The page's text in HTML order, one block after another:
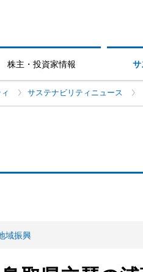
株主・投資家情報 サ
サステナビリティニュース
域振興